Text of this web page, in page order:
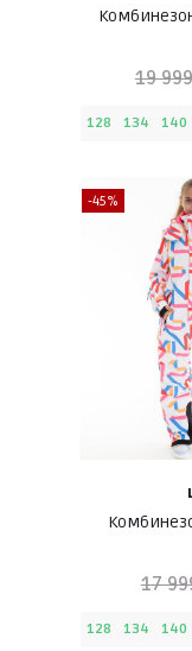
19
128 134 140
-45%
17
128 134 140